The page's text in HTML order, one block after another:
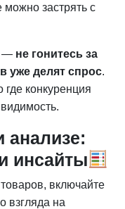
можно застрять с
— не гонитесь за
уже делят спрос.
конкуренция
анализе:
инсайты
включайте
взгляда на